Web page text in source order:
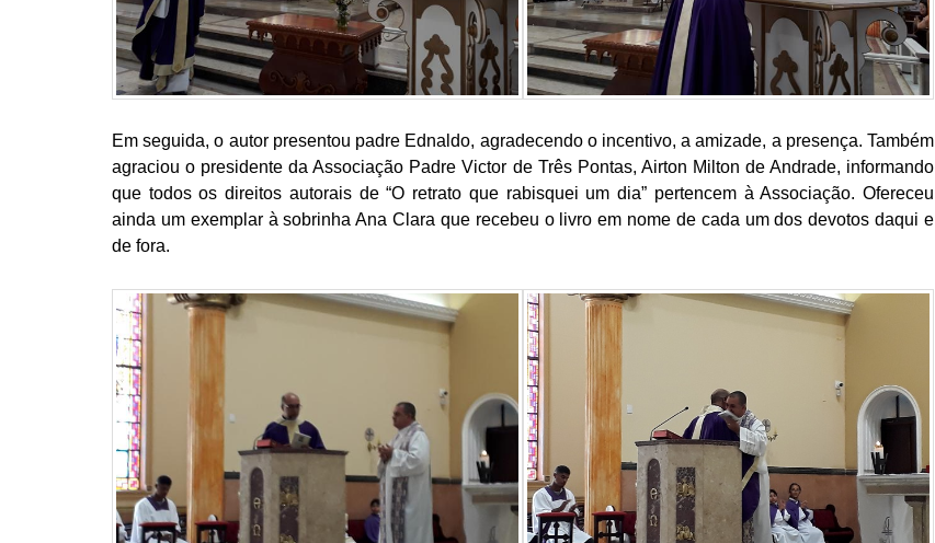
Em seguida, o autor presentou padre Ednaldo, agradecendo o incentivo, a amizade, a presença. Também
agraciou o presidente da Associação Padre Victor de Três Pontas, Airton Milton de Andrade, informando
que todos os direitos autorais de “O retrato que rabisquei um dia” pertencem à Associação. Ofereceu
ainda um exemplar à sobrinha Ana Clara que recebeu o livro em nome de cada um dos devotos daqui e
de fora.